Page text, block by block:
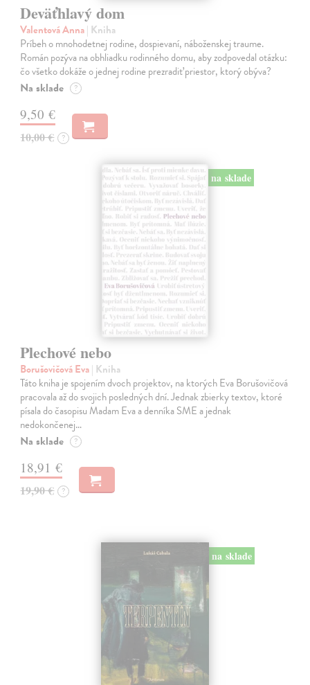
Deväťhlavý dom
Valentová Anna| Kniha
Príbeh o mnohodetnej rodine, dospievaní, náboženskej traume.
Román pozýva na obhliadku rodinného domu, aby zodpovedal otázku:
čo všetko dokáže o jednej rodine prezradiť priestor, ktorý obýva?
Na sklade ?
9,50 €
10,00 € ?
na sklade
Plechové nebo
Borušovičová Eva| Kniha
Táto kniha je spojením dvoch projektov, na ktorých Eva Borušovičová
pracovala až do svojich posledných dní. Jednak zbierky textov, ktoré
písala do časopisu Madam Eva a denníka SME a jednak
nedokončenej…
Na sklade ?
18,91 €
19,90 € ?
na sklade